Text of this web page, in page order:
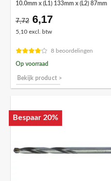
10.0mm x (L1) 133mm x (L2) 87mm
7,72 Oorspronkelijke
prijs
€7,72.
6,17Huidige
€6,17.
5,10 excl. btw
8 beoordelingen
Op voorraad
Bekijk product >
Bespaar 20%